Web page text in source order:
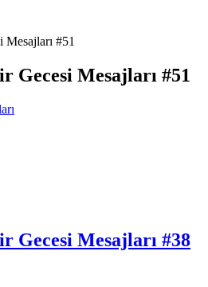
Gecesi Mesajları #51
Gecesi Mesajları #38